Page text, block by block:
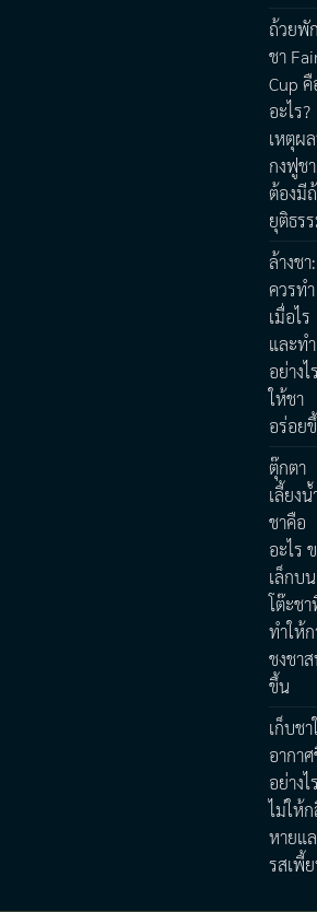
ถ้วยพัก
ชา
Cup คื
อะไร?
เหตุผ
กงฟูชา
ต้องมี
ยุติธร
ล้างชา:
ควรทำ
เมื่อไร
และทำ
อย่างไร
ให้ชา
อร่อย
ตุ๊กตา
เลี้ยงน้
ชาคือ
อะไร
เล็กบน
โต๊ะชา
ทำให้ก
ชงชา
ขึ้น
เก็บชา
อากา
อย่างไร
ไม่ให้
หายแ
รสเพี้